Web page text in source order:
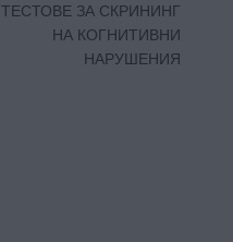
ТЕСТОВЕ ЗА СКРИНИНГ
НА КОГНИТИВНИ
НАРУШЕНИЯ